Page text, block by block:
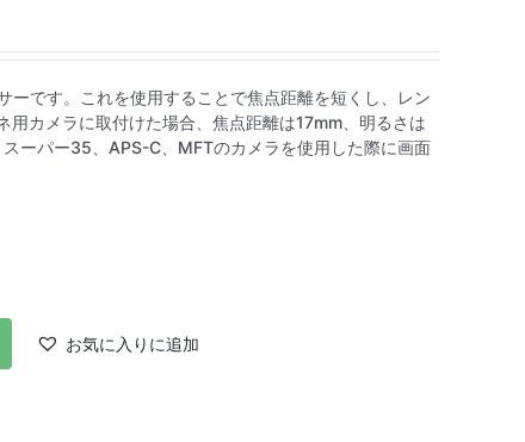
ーです。これを使用することで焦点距離を短くし、レン
カメラに取付けた場合、焦点距離は17mm、明るさは
ーパー35、APS-C、MFTのカメラを使用した際に画面
お気に入りに追加